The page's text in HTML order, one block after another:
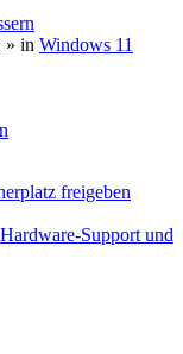
» in Windows 11
freigeben
Hardware-Support und